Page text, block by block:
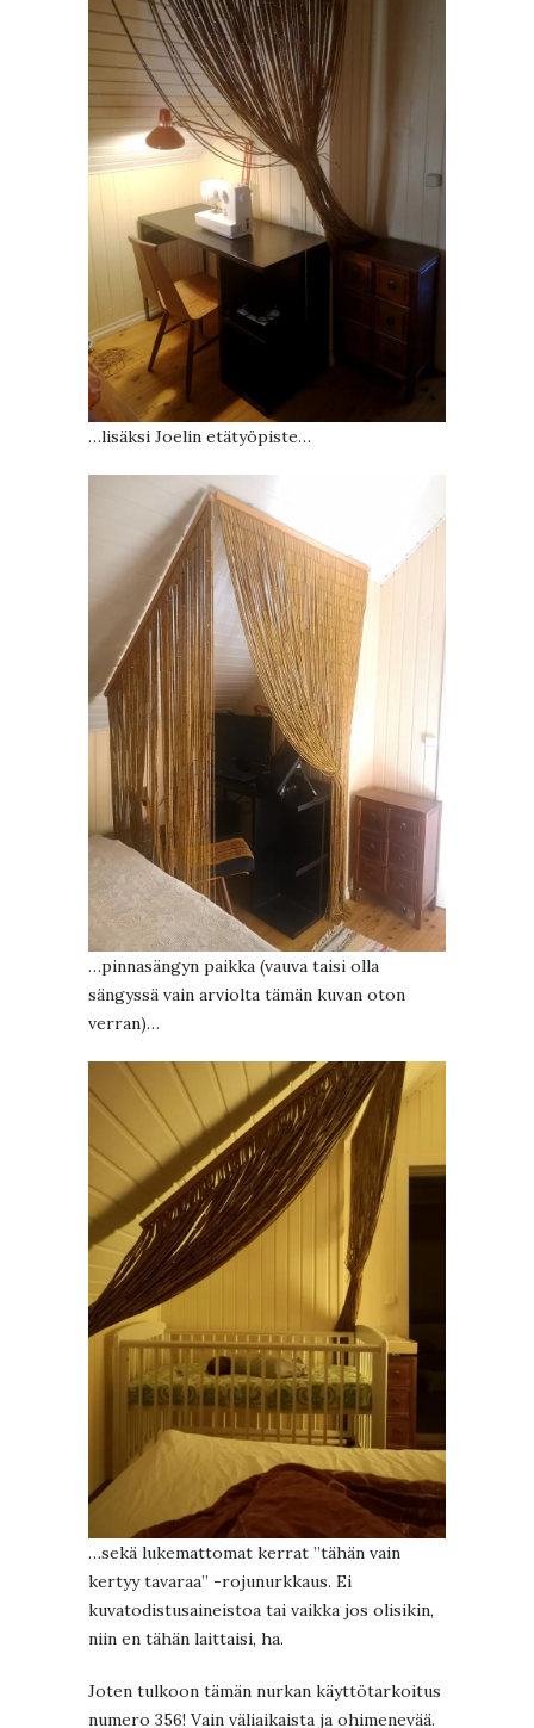
…lisäksi Joelin etätyöpiste…
…pinnasängyn paikka (vauva taisi olla
sängyssä vain arviolta tämän kuvan oton
verran)…
…sekä lukemattomat kerrat ”tähän vain
kertyy tavaraa” -rojunurkkaus. Ei
kuvatodistusaineistoa tai vaikka jos olisikin,
niin en tähän laittaisi, ha.
Joten tulkoon tämän nurkan käyttötarkoitus
numero 356! Vain väliaikaista ja ohimenevää.